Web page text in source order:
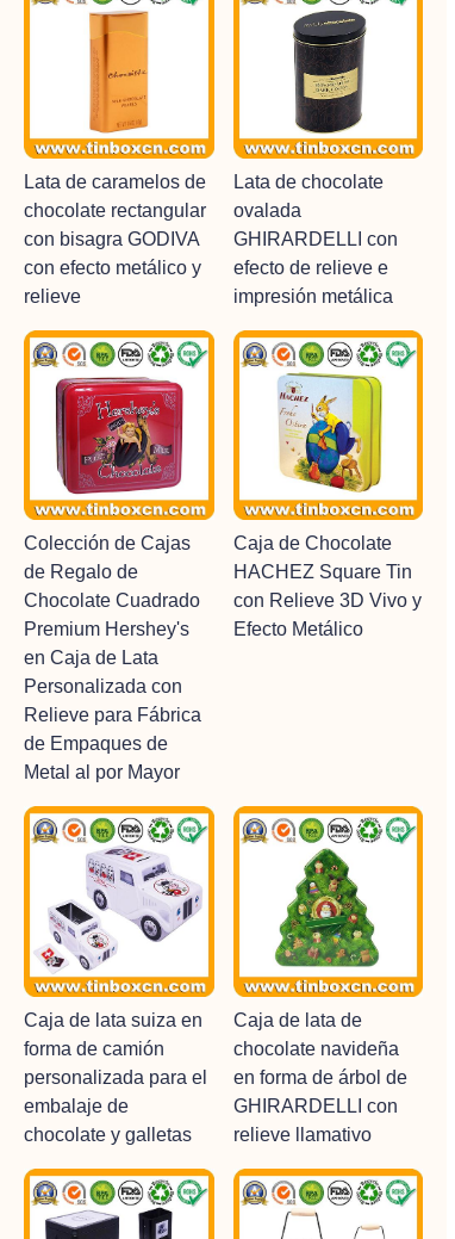
Lata de caramelos de
chocolate rectangular
con bisagra GODIVA
con efecto metálico y
relieve
Lata de chocolate
ovalada
GHIRARDELLI con
efecto de relieve e
impresión metálica
Colección de Cajas
de Regalo de
Chocolate Cuadrado
Premium Hershey's
en Caja de Lata
Personalizada con
Relieve para Fábrica
de Empaques de
Metal al por Mayor
Caja de Chocolate
HACHEZ Square Tin
con Relieve 3D Vivo y
Efecto Metálico
Caja de lata suiza en
forma de camión
personalizada para el
embalaje de
chocolate y galletas
Caja de lata de
chocolate navideña
en forma de árbol de
GHIRARDELLI con
relieve llamativo